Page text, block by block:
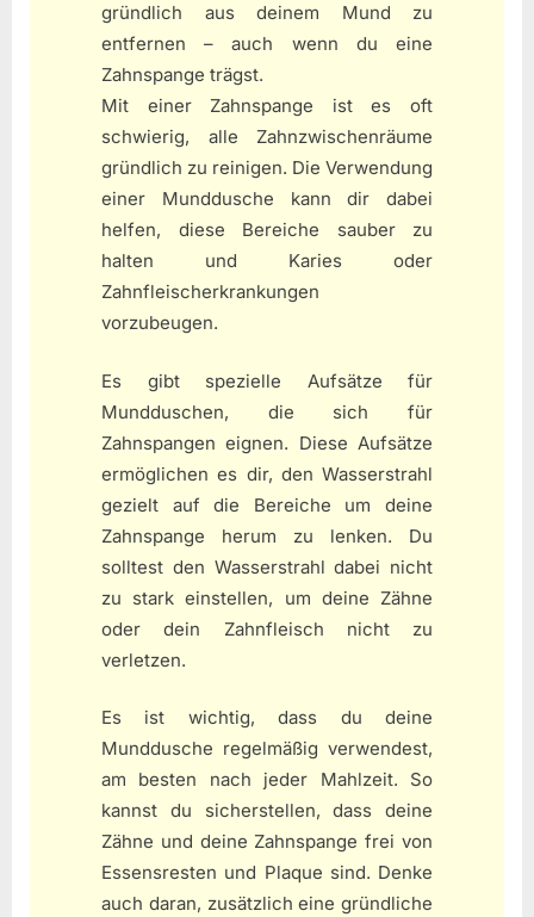
gründlich aus deinem Mund zu
entfernen – auch wenn du eine
Zahnspange trägst.
Mit einer Zahnspange ist es oft
schwierig, alle Zahnzwischenräume
gründlich zu reinigen. Die Verwendung
einer Munddusche kann dir dabei
helfen, diese Bereiche sauber zu
halten und Karies oder
Zahnfleischerkrankungen
vorzubeugen.
Es gibt spezielle Aufsätze für
Mundduschen, die sich für
Zahnspangen eignen. Diese Aufsätze
ermöglichen es dir, den Wasserstrahl
gezielt auf die Bereiche um deine
Zahnspange herum zu lenken. Du
solltest den Wasserstrahl dabei nicht
zu stark einstellen, um deine Zähne
oder dein Zahnfleisch nicht zu
verletzen.
Es ist wichtig, dass du deine
Munddusche regelmäßig verwendest,
am besten nach jeder Mahlzeit. So
kannst du sicherstellen, dass deine
Zähne und deine Zahnspange frei von
Essensresten und Plaque sind. Denke
auch daran, zusätzlich eine gründliche